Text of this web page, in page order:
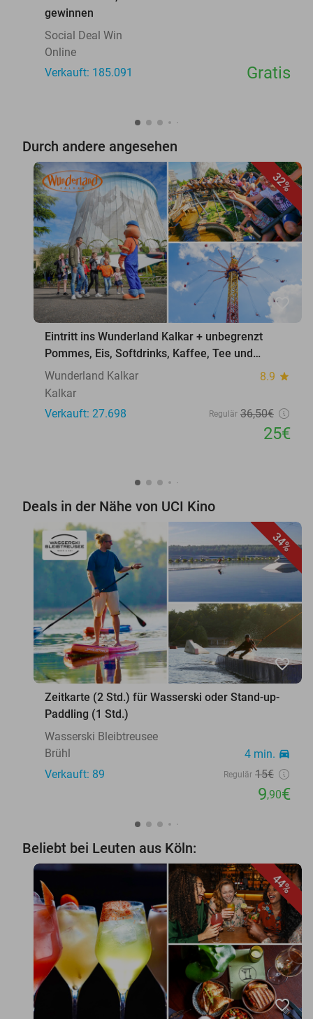
gewinnen
Social Deal Win
Online
Verkauft: 185.091
Gratis
Durch andere angesehen
32%
favorite_border
Eintritt ins Wunderland Kalkar + unbegrenzt
Pommes, Eis, Softdrinks, Kaffee, Tee und
Softeis
Wunderland Kalkar 8.9 star
Kalkar
Verkauft: 27.698
Regulär 36,50€
25€
Deals in der Nähe von UCI Kino
34%
favorite_border
Zeitkarte (2 Std.) für Wasserski oder Stand-up-
Paddling (1 Std.)
Wasserski Bleibtreusee
Brühl
4 min. directions_car
Verkauft: 89 Regulär 15€
9,90€
Beliebt bei Leuten aus Köln:
44%
favorite_border